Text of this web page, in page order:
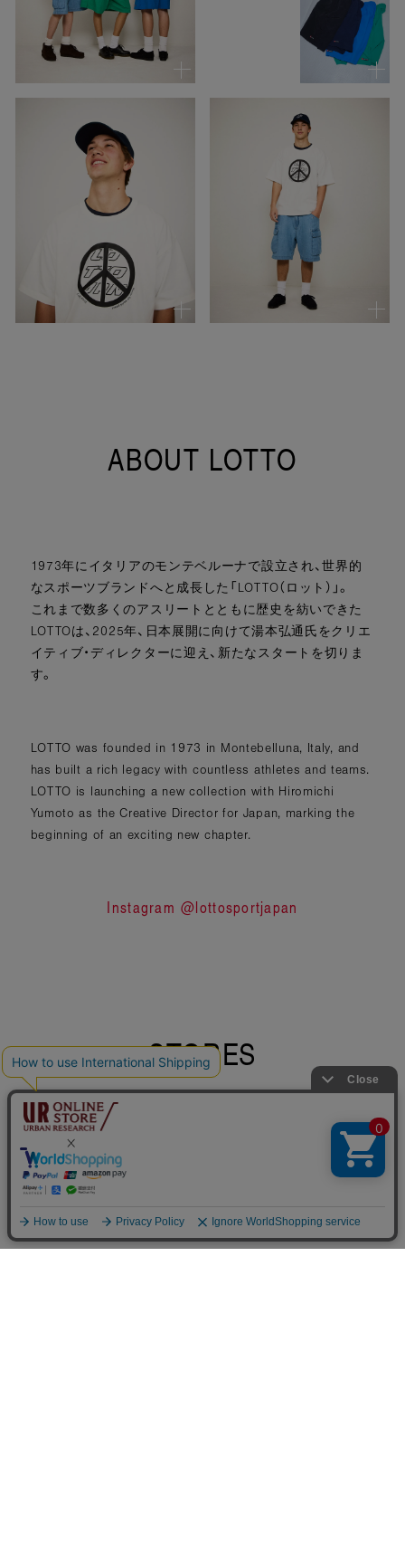
ABOUT LOTTO
1973年にイタリアのモンテベルーナで設立され、世界的
なスポーツブランドへと成長した「LOTTO（ロット）」。
これまで数多くのアスリートとともに歴史を紡いできた
LOTTOは、2025年、日本展開に向けて湯本弘通氏をクリエ
イティブ・ディレクターに迎え、新たなスタートを切りま
す。
LOTTO was founded in 1973 in Montebelluna, Italy, and
has built a rich legacy with countless athletes and teams.
LOTTO is launching a new collection with Hiromichi
Yumoto as the Creative Director for Japan, marking the
beginning of an exciting new chapter.
Instagram @lottosportjapan
STORES
URBAN RESEARCH ONLINE STORE
URBAN RESEARCH 各店
URBAN RESEARCH Store 各店